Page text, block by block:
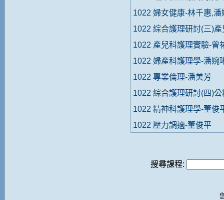
1022 婦女健康-林千惠,潘
1022 綜合護理研討(三)
1022 產兒科護理實驗-曾
1022 婦產科護理學-潘婉
1022 專業倫理-潘美芳
1022 綜合護理研討(四)公
1022 精神科護理學-董俊
1022 壓力調適-董俊平
搜尋課程: